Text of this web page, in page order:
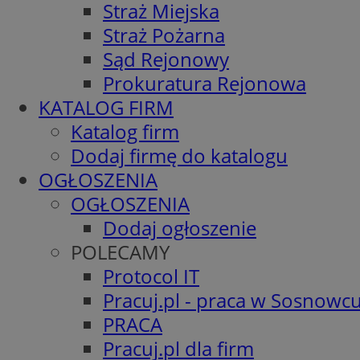
Straż Miejska
Straż Pożarna
Sąd Rejonowy
Prokuratura Rejonowa
KATALOG FIRM
Katalog firm
Dodaj firmę do katalogu
OGŁOSZENIA
OGŁOSZENIA
Dodaj ogłoszenie
POLECAMY
Protocol IT
Pracuj.pl - praca w
PRACA
Pracuj.pl dla firm